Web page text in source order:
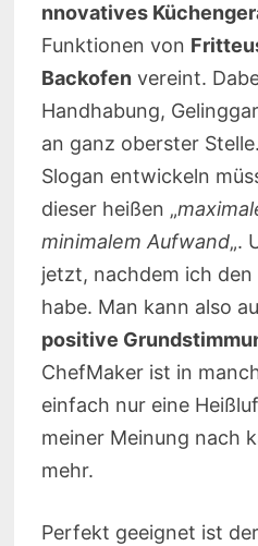
nnovatives
Funktionen von
Backofen vereint.
Handhabung,
an ganz oberster
Slogan entwickeln
dieser heißen „
minimalem Aufwand„.
jetzt, nachdem ich
habe. Man kann also
positive
ChefMaker ist in
einfach nur eine
meiner Meinung nach
mehr.
Perfekt geeignet ist